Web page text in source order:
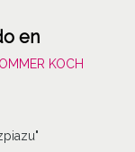
en
KOCH